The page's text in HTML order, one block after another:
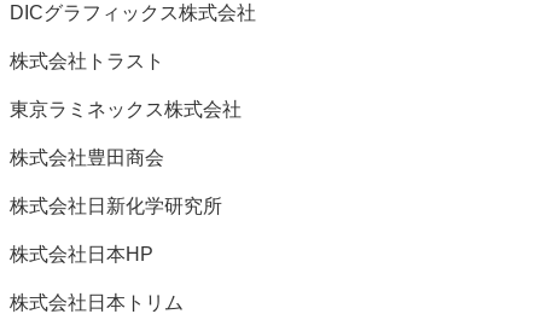
DICグラフィックス株式会社
株式会社トラスト
東京ラミネックス株式会社
株式会社豊田商会
株式会社日新化学研究所
株式会社日本HP
株式会社日本トリム